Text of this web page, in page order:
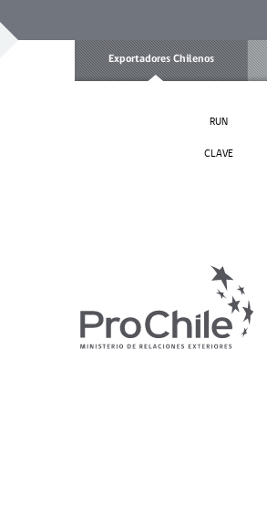
Exportadores Chilenos
RUN
CLAVE